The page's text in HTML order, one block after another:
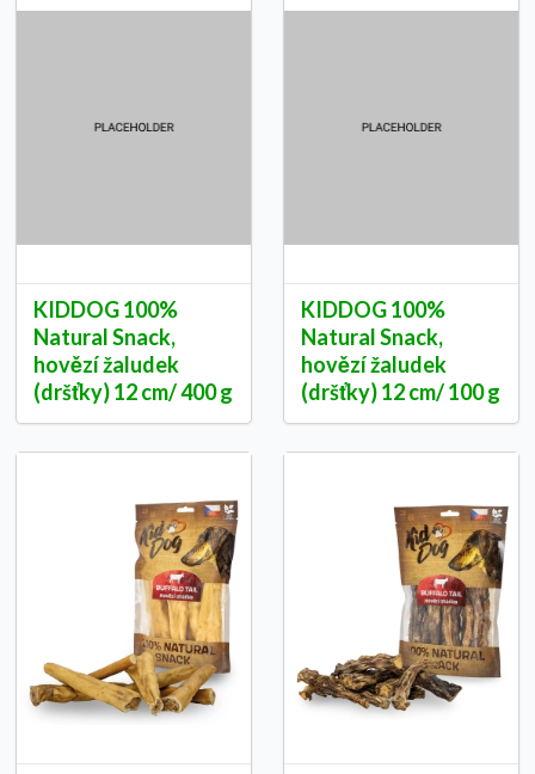
KIDDOG 100%
Natural Snack,
hovězí žaludek
(dršťky) 12 cm/ 400 g
KIDDOG 100%
Natural Snack,
hovězí žaludek
(dršťky) 12 cm/ 100 g